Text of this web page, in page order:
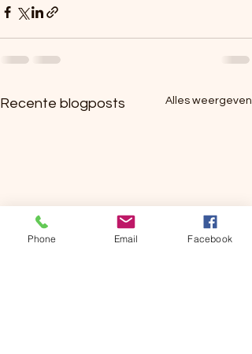
Recente blogposts Alles weergeven
Phone Email Facebook